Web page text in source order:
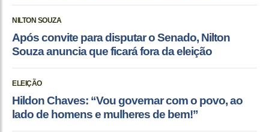
NILTON SOUZA
Após convite para disputar o Senado, Nilton
Souza anuncia que ficará fora da eleição
ELEIÇÃO
Hildon Chaves: “Vou governar com o povo, ao
lado de homens e mulheres de bem!”